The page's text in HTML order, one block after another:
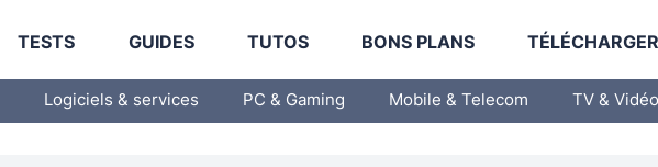
TESTS GUIDES TUTOS BONS PLANS
Logiciels & services PC & Gaming Mobile & Telecom TV & Vidéo